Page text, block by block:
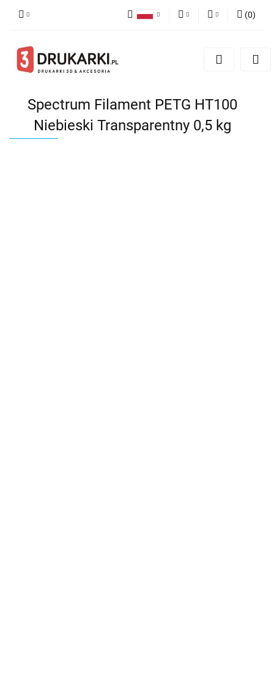
English
Zarejestruj się
(0)
Spectrum Filament PETG HT100
Niebieski Transparentny 0,5 kg